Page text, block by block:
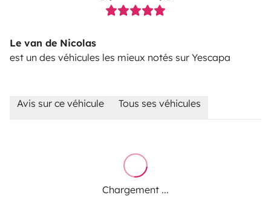
Le van de Nicolas
est un des véhicules les mieux notés sur Yescapa
Avis sur ce véhicule Tous ses véhicules
Chargement ...